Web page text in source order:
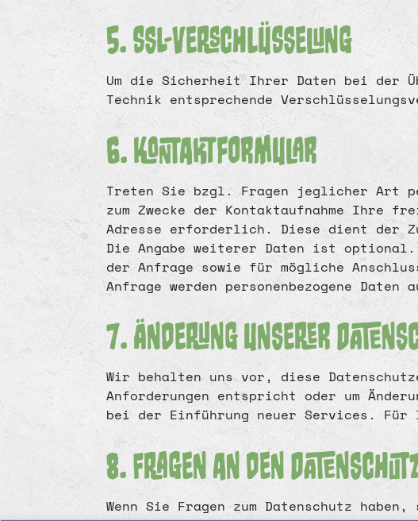
5. SSL-Verschlüsselung
Um die Sicherheit Ihrer Daten bei der
Technik entsprechende
6. Kontaktformular
Treten Sie bzgl. Fragen jeglicher Art
zum Zwecke der Kontaktaufnahme
Adresse erforderlich. Diese dient der
Die Angabe weiterer Daten ist optional.
der Anfrage sowie für mögliche
Anfrage werden personenbezogene Daten
7. Änderung unserer
Wir behalten uns vor, diese
Anforderungen entspricht oder um
bei der Einführung neuer Services. Für
8. Fragen an den
Wenn Sie Fragen zum Datenschutz